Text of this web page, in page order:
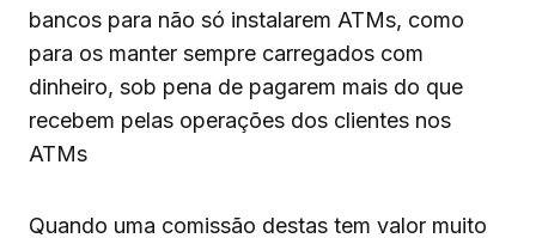
bancos para não só instalarem ATMs, como
para os manter sempre carregados com
dinheiro, sob pena de pagarem mais do que
recebem pelas operações dos clientes nos
ATMs
Quando uma comissão destas tem valor muito